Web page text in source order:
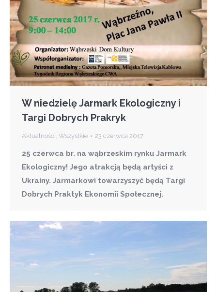
W niedzielę Jarmark Ekologiczny i
Targi Dobrych Prakryk
Aktualności, Wszystkie 23 czerwca 2017
25 czerwca br. na wąbrzeskim rynku Jarmark
Ekologiczny! Jego atrakcją będą artyści z
Ukrainy. Jarmarkowi towarzyszyć będą Targi
Dobrych Praktyk Ekonomii Społecznej.